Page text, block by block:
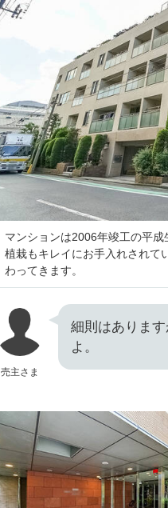
マンションは2006年竣工の平成
植栽もキレイにお手入れされて
わってきます。
売主さま
細則はありま
よ。